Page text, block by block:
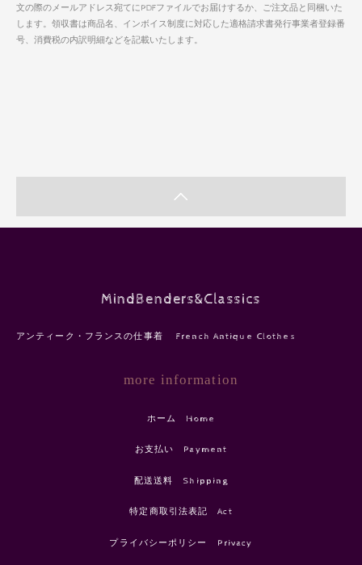
文の際のメールアドレス宛てにPDFファイルでお届けするか、ご注文品と同梱いた
します。領収書は商品名、インボイス制度に対応した適格請求書発行事業者登録番
号、消費税の内訳明細などを記載いたします。
MindBenders&Classics
アンティーク・フランスの仕事着 French Antique Clothes
more information
ホーム Home
お支払い Payment
配送送料 Shipping
特定商取引法表記 Act
プライバシーポリシー Privacy